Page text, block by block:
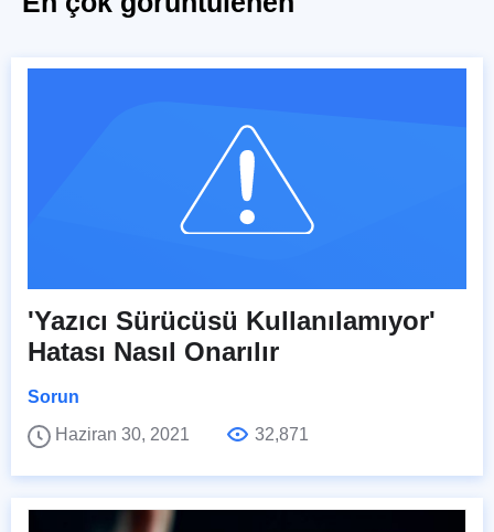
'Yazıcı Sürücüsü Kullanılamıyor'
Hatası Nasıl Onarılır
Sorun
Haziran 30, 2021
32,871